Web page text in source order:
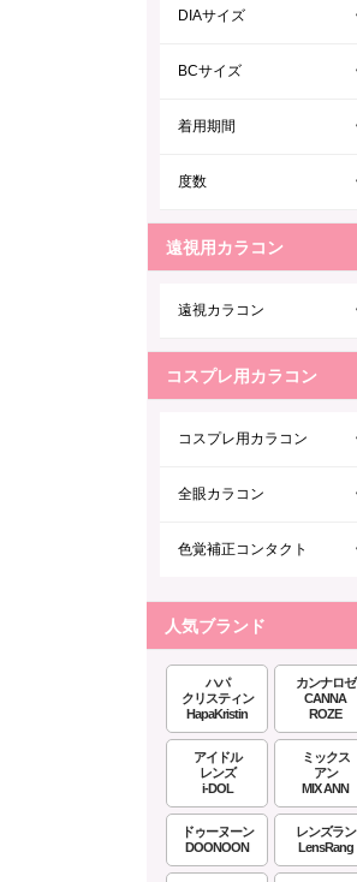
DIAサイズ
BCサイズ
着用期間
度数
遠視用カラコン
遠視カラコン
コスプレ用カラコン
コスプレ用カラコン
全眼カラコン
色覚補正コンタクト
人気ブランド
ハパ
クリスティン
HapaKristin
カンナロゼ
CANNA
ROZE
アイドル
レンズ
i-DOL
ミックス
アン
MIX ANN
ドゥーヌーン
DOONOON
レンズラン
LensRang